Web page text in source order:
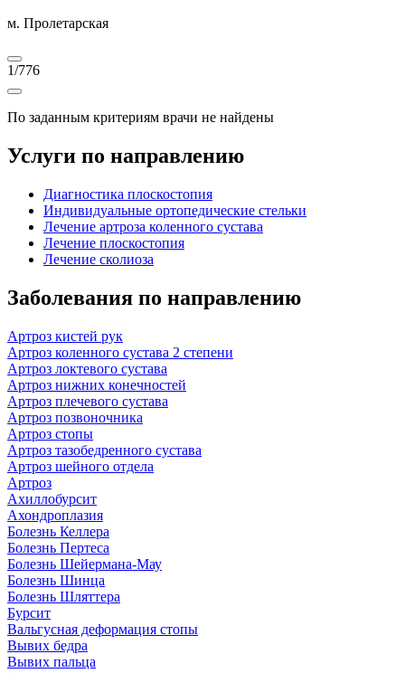
м. Пролетарская
1/776
По заданным критериям врачи не найдены
Услуги по направлению
Диагностика плоскостопия
Индивидуальные ортопедические стельки
Лечение артроза коленного сустава
Лечение плоскостопия
Лечение сколиоза
Заболевания по направлению
Артроз кистей рук
Артроз коленного сустава 2 степени
Артроз локтевого сустава
Артроз нижних конечностей
Артроз плечевого сустава
Артроз позвоночника
Артроз стопы
Артроз тазобедренного сустава
Артроз шейного отдела
Артроз
Ахиллобурсит
Ахондроплазия
Болезнь Келлера
Болезнь Пертеса
Болезнь Шейермана-Мау
Болезнь Шинца
Болезнь Шляттера
Бурсит
Вальгусная деформация стопы
Вывих бедра
Вывих пальца